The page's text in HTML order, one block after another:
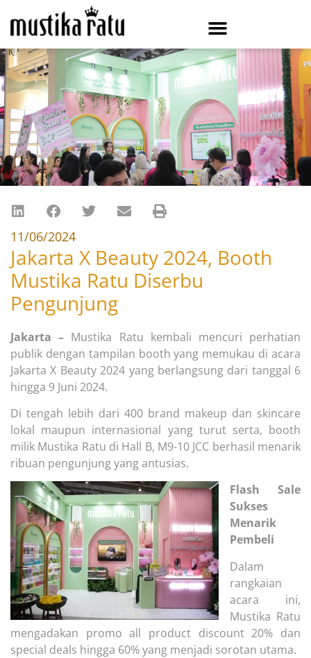
11/06/2024
Jakarta X Beauty 2024, Booth
Mustika Ratu Diserbu
Pengunjung
Jakarta – Mustika Ratu kembali mencuri perhatian
publik dengan tampilan booth yang memukau di acara
Jakarta X Beauty 2024 yang berlangsung dari tanggal 6
hingga 9 Juni 2024.
Di tengah lebih dari 400 brand makeup dan skincare
lokal maupun internasional yang turut serta, booth
milik Mustika Ratu di Hall B, M9-10 JCC berhasil menarik
ribuan pengunjung yang antusias.
Flash Sale
Sukses
Menarik
Pembeli
Dalam
rangkaian
acara ini,
Mustika Ratu
mengadakan promo all product discount 20% dan
special deals hingga 60% yang menjadi sorotan utama.